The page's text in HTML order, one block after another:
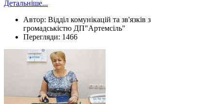
Детальніше...
Автор: Відділ комунікацій та зв'язків з
громадськістю ДП"Артемсіль"
Перегляди: 1466